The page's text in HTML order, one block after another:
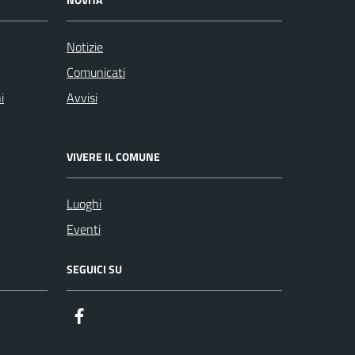
Notizie
Comunicati
Avvisi
VIVERE IL COMUNE
Luoghi
Eventi
SEGUICI SU